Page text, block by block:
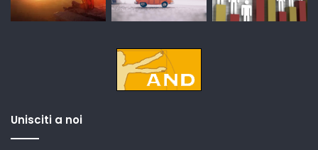
Unisciti a noi